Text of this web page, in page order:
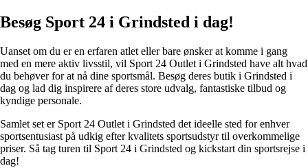
Besøg Sport 24 i Grindsted i dag!
Uanset om du er en erfaren atlet eller bare ønsker at komme i gang
med en mere aktiv livsstil, vil Sport 24 Outlet i Grindsted have alt hvad
du behøver for at nå dine sportsmål. Besøg deres butik i Grindsted i
dag og lad dig inspirere af deres store udvalg, fantastiske tilbud og
kyndige personale.
Samlet set er Sport 24 Outlet i Grindsted det ideelle sted for enhver
sportsentusiast på udkig efter kvalitets sportsudstyr til overkommelige
priser. Så tag turen til Sport 24 i Grindsted og kickstart din sportsrejse i
dag!